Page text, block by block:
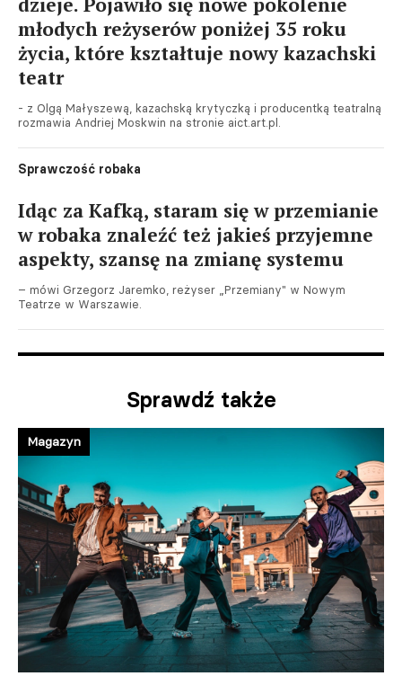
młodych reżyserów poniżej 35 roku
życia, które kształtuje nowy kazachski
teatr
- z Olgą Małyszewą, kazachską krytyczką i producentką teatralną
rozmawia Andriej Moskwin na stronie aict.art.pl.
Sprawczość robaka
Idąc za Kafką, staram się w przemianie
w robaka znaleźć też jakieś przyjemne
aspekty, szansę na zmianę systemu
– mówi Grzegorz Jaremko, reżyser „Przemiany" w Nowym
Teatrze w Warszawie.
Sprawdź także
Magazyn